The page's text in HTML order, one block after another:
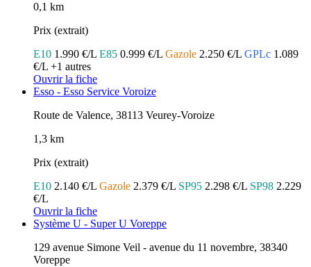
0,1 km
Prix (extrait)
E10 1.990 €/L E85 0.999 €/L Gazole 2.250 €/L GPLc 1.089
€/L +1 autres
Ouvrir la fiche
Esso - Esso Service Voroize
Route de Valence, 38113 Veurey-Voroize
1,3 km
Prix (extrait)
E10 2.140 €/L Gazole 2.379 €/L SP95 2.298 €/L SP98 2.229
€/L
Ouvrir la fiche
Système U - Super U Voreppe
129 avenue Simone Veil - avenue du 11 novembre, 38340
Voreppe